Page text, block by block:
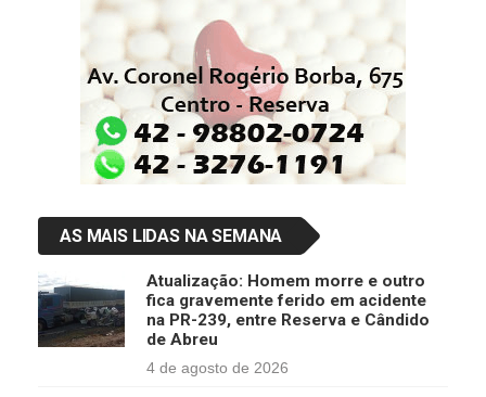
AS MAIS LIDAS NA SEMANA
Atualização: Homem morre e outro
fica gravemente ferido em acidente
na PR-239, entre Reserva e Cândido
de Abreu
4 de agosto de 2026